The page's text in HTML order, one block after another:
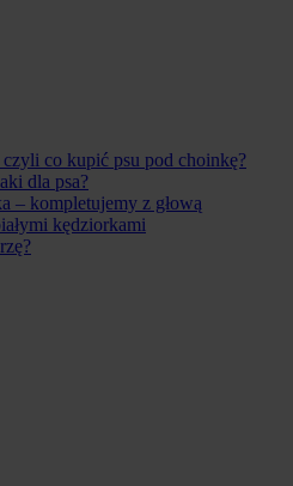
co kupić psu pod choinkę?
dla psa?
– kompletujemy z głową
kędziorkami